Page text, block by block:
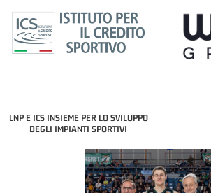
LNP E ICS INSIEME PER LO SVILUPPO
DEGLI IMPIANTI SPORTIVI